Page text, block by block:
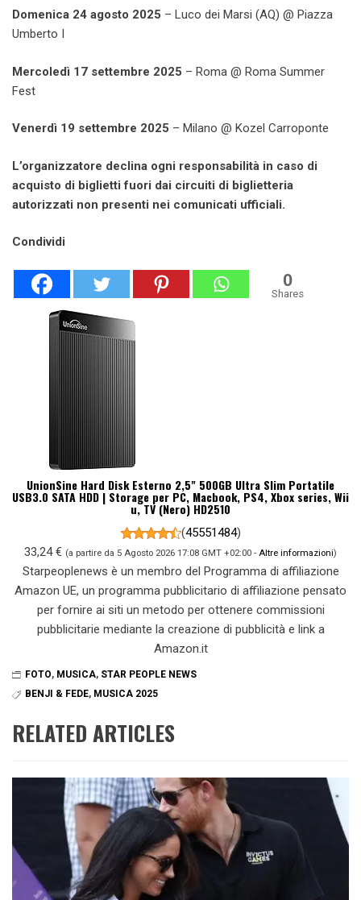
Domenica 24 agosto 2025 – Luco dei Marsi (AQ) @ Piazza
Umberto I
Mercoledì 17 settembre 2025 – Roma @ Roma Summer
Fest
Venerdì 19 settembre 2025 – Milano @ Kozel Carroponte
L’organizzatore declina ogni responsabilità in caso di
acquisto di biglietti fuori dai circuiti di biglietteria
autorizzati non presenti nei comunicati ufficiali.
Condividi
0
Shares
UnionSine Hard Disk Esterno 2,5" 500GB Ultra Slim Portatile
USB3.0 SATA HDD | Storage per PC, Macbook, PS4, Xbox series, Wii
u, TV (Nero) HD2510
(45551484)
33,24 € (a partire da 5 Agosto 2026 17:08 GMT +02:00 - Altre informazioni)
Starpeoplenews è un membro del Programma di affiliazione
Amazon UE, un programma pubblicitario di affiliazione pensato
per fornire ai siti un metodo per ottenere commissioni
pubblicitarie mediante la creazione di pubblicità e link a
Amazon.it
FOTO, MUSICA, STAR PEOPLE NEWS
BENJI & FEDE, MUSICA 2025
RELATED ARTICLES